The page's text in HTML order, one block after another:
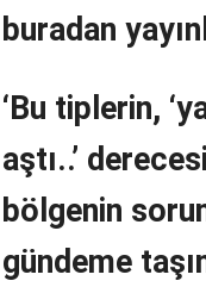
buradan
‘Bu tiplerin,
aştı..’
bölgenin
gündeme